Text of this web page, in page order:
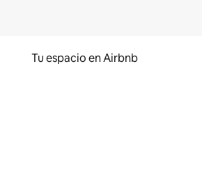
Tu espacio en Airbnb